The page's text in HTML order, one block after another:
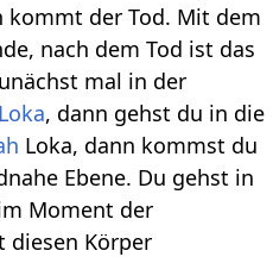
der Tod. Mit dem
nach dem Tod ist das
mal in der
, dann gehst du in die
Loka, dann kommst du
Ebene. Du gehst in
Moment der
diesen Körper